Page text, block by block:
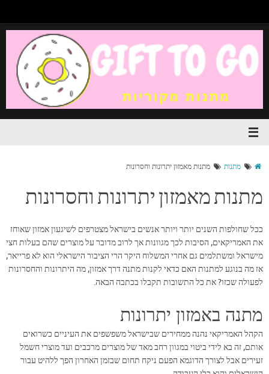
מתנות מתנות מאמזון יתרונות וחסרונות
מתנות מאמזון יתרונות וחסרונות
ככל שחולפות השנים יותר ויותר אנשים בישראל מצטרפים לשיגעון אמזון שאוחז
את האמריקאים, הסיבות לכך מגוונות אך לרוב מדובר על מוצרים שהם בעלות חצי
מישראל ומשתלמים גם אחרי המשלוח היקר הרי הציבור הישראלי הוא לא פרייאר,
אז מה בנוגע למתנות האם כדאי לקנות מתנה דרך אמזון, מה היתרונות והחסרונות
לפעולה שכזו? את כל התשובות תקבלו בכתבה הבאה.
מתנה באמזון יתרונות
הקהל האמריקאי נהנה ממחירים שבישראל משפשפים את העיניים כשרואים
אותם, זה בא לידי ביטוי במגוון רחב מאד של מוצרים מרכבים ועד מוצרי חשמל
זעירים אבל לצורך הדוגמא הפעם ניקח תחום שבזמן האחרון הפך ללהיט עבור